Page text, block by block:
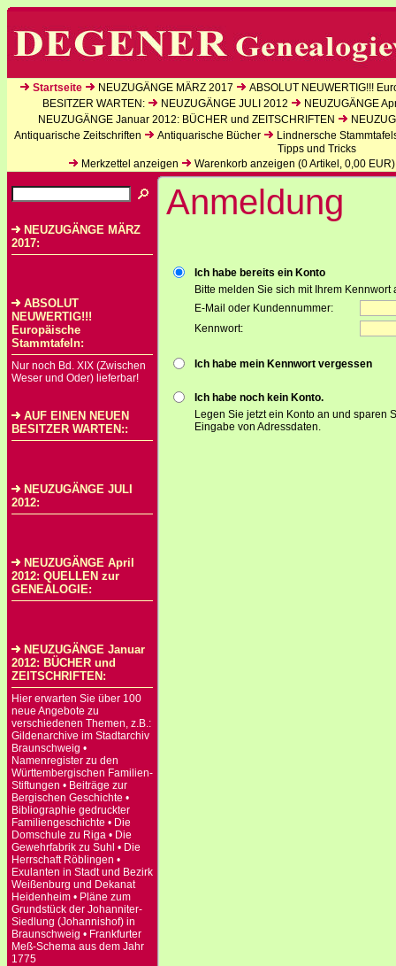
Startseite NEUZUGÄNGE MÄRZ 2017
ABSOLUT NEUWERTIG!!!
BESITZER WARTEN:
NEUZUGÄNGE JULI 2012
NEUZUGÄNGE
NEUZUGÄNGE Januar 2012: BÜCHER und ZEITSCHRIFTEN
Antiquarische Zeitschriften
Antiquarische Bücher
Lindnersche
Tipps und Tricks
Merkzettel anzeigen
Warenkorb anzeigen (0Artikel, 0,00 EUR)
NEUZUGÄNGE MÄRZ
2017:
ABSOLUT
NEUWERTIG!!!
Europäische
Stammtafeln:
Nur noch Bd. XIX (Zwischen
Weser und Oder) lieferbar!
AUF EINEN NEUEN
BESITZER WARTEN::
NEUZUGÄNGE JULI
2012:
NEUZUGÄNGE April
2012: QUELLEN zur
GENEALOGIE:
NEUZUGÄNGE Januar
2012: BÜCHER und
ZEITSCHRIFTEN:
Hier erwarten Sie über 100
neue Angebote zu
verschiedenen Themen, z.B.:
Gildenarchive im Stadtarchiv
Braunschweig •
Namenregister zu den
Württembergischen Familien-
Stiftungen • Beiträge zur
Bergischen Geschichte •
Bibliographie gedruckter
Familiengeschichte • Die
Domschule zu Riga • Die
Gewehrfabrik zu Suhl • Die
Herrschaft Röblingen •
Exulanten in Stadt und Bezirk
Weißenburg und Dekanat
Heidenheim • Pläne zum
Grundstück der Johanniter-
Siedlung (Johannishof) in
Braunschweig • Frankfurter
Meß-Schema aus dem Jahr
1775
Anmeldung
Ich habe bereits ein Konto
Bitte melden Sie sich mit Ihrem Kennwort
E-Mail oder Kundennummer:
Kennwort:
Ich habe mein Kennwort vergessen
Ich habe noch kein Konto.
Legen Sie jetzt ein Konto an und sparen
Eingabe von Adressdaten.